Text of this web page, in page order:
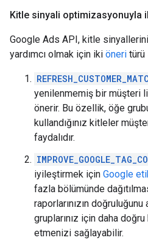
Kitle sinyali optimizasyonuyla
Google Ads API, kitle
yardımcı olmak için iki öneri türü
yenilenmemiş bir müşteri
önerir. Bu özellik, öğe
kullandığınız kitleler
faydalıdır.
iyileştirmek için Google
fazla bölümünde
raporlarınızın
gruplarınız için daha
etmenizi sağlayabilir.